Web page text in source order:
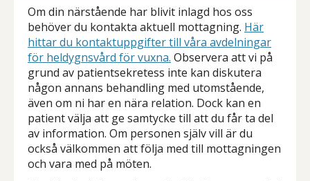
Om din närstående har blivit inlagd hos oss
behöver du kontakta aktuell mottagning. Här
hittar du kontaktuppgifter till våra avdelningar
för heldygnsvård för vuxna. Observera att vi på
grund av patientsekretess inte kan diskutera
någon annans behandling med utomstående,
även om ni har en nära relation. Dock kan en
patient välja att ge samtycke till att du får ta del
av information. Om personen själv vill är du
också välkommen att följa med till mottagningen
och vara med på möten.